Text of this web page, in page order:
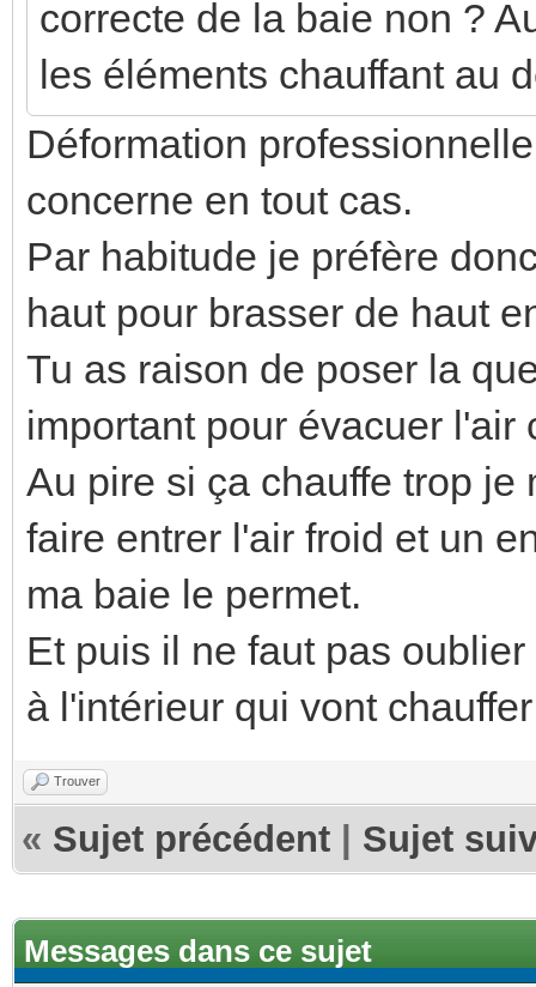
correcte de la baie non ?
les éléments chauffant au
Déformation
concerne en tout cas.
Par habitude je préfère
haut pour brasser de haut
Tu as raison de poser la
important pour évacuer l'air
Au pire si ça chauffe trop
faire entrer l'air froid et un
ma baie le permet.
Et puis il ne faut pas
à l'intérieur qui vont
Trouver
« Sujet précédent Sujet
Messages dans ce sujet